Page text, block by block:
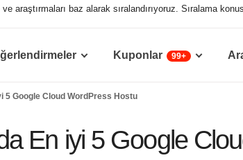
araştırmaları baz alarak sıralandırıyoruz. Sıralama
Kuponlar 99+
5 Google Cloud WordPress Hostu
En iyi 5 Google